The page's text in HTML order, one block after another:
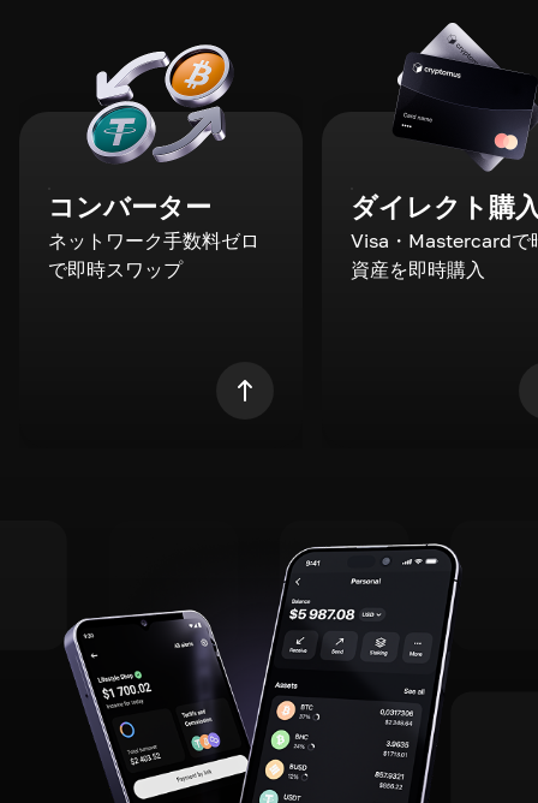
コンバーター
ネットワーク手数料ゼロ
で即時スワップ
ダイレクト購
Visa・Mastercardで
資産を即時購入